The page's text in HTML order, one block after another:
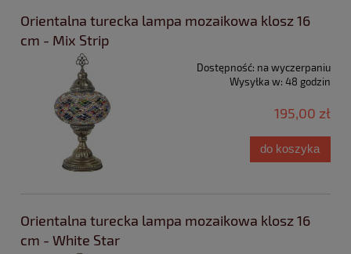
Orientalna turecka lampa mozaikowa klosz 16
cm - Mix Strip
Dostępność: na wyczerpaniu
Wysyłka w: 48 godzin
195,00 zł
do koszyka
Orientalna turecka lampa mozaikowa klosz 16
cm - White Star